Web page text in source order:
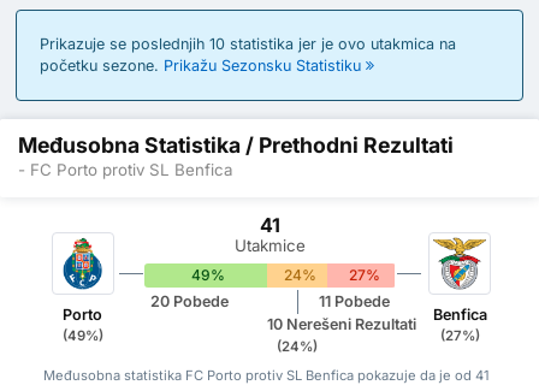
Prikazuje se poslednjih 10 statistika jer je ovo utakmica na
početku sezone. Prikažu Sezonsku Statistiku
Međusobna Statistika / Prethodni Rezultati
- FC Porto protiv SL Benfica
Porto
(49%)
41
Utakmice
49% 24%
27%
20 Pobede
10 Nerešeni Rezultati
(24%)
11 Pobede
Benfica
(27%)
Međusobna statistika FC Porto protiv SL Benfica pokazuje da je od 41